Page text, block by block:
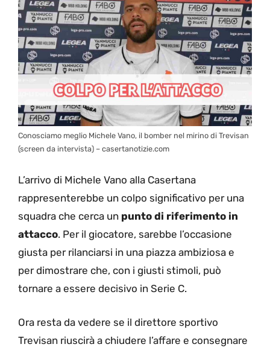
Conosciamo meglio Michele Vano, il bomber nel mirino di Trevisan
(screen da intervista) – casertanotizie.com
L’arrivo di Michele Vano alla Casertana
rappresenterebbe un colpo significativo per una
squadra che cerca un punto di riferimento in
attacco. Per il giocatore, sarebbe l’occasione
giusta per rilanciarsi in una piazza ambiziosa e
per dimostrare che, con i giusti stimoli, può
tornare a essere decisivo in Serie C.
Ora resta da vedere se il direttore sportivo
Trevisan riuscirà a chiudere l’affare e consegnare